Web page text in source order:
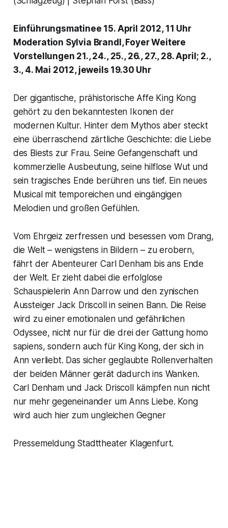
Einführungsmatinee 15. April 2012, 11 Uhr
Moderation Sylvia Brandl, Foyer Weitere
Vorstellungen 21., 24., 25., 26., 27., 28. April; 2.,
3., 4. Mai 2012, jeweils 19.30 Uhr
Der gigantische, prähistorische Affe King Kong
gehört zu den bekanntesten Ikonen der
modernen Kultur. Hinter dem Mythos aber steckt
eine überraschend zärtliche Geschichte: die Liebe
des Biests zur Frau. Seine Gefangenschaft und
kommerzielle Ausbeutung, seine hilflose Wut und
sein tragisches Ende berühren uns tief. Ein neues
Musical mit temporeichen und eingängigen
Melodien und großen Gefühlen.
Vom Ehrgeiz zerfressen und besessen vom Drang,
die Welt – wenigstens in Bildern – zu erobern,
fährt der Abenteurer Carl Denham bis ans Ende
der Welt. Er zieht dabei die erfolglose
Schauspielerin Ann Darrow und den zynischen
Aussteiger Jack Driscoll in seinen Bann. Die Reise
wird zu einer emotionalen und gefährlichen
Odyssee, nicht nur für die drei der Gattung homo
sapiens, sondern auch für King Kong, der sich in
Ann verliebt. Das sicher geglaubte Rollenverhalten
der beiden Männer gerät dadurch ins Wanken.
Carl Denham und Jack Driscoll kämpfen nun nicht
nur mehr gegeneinander um Anns Liebe. Kong
wird auch hier zum ungleichen Gegner
Pressemeldung Stadttheater Klagenfurt.